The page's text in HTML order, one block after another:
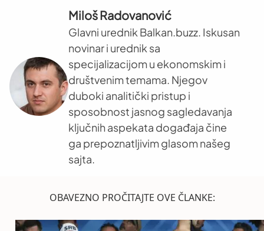
Miloš Radovanović
Glavni urednik Balkan.buzz. Iskusan
novinar i urednik sa
specijalizacijom u ekonomskim i
društvenim temama. Njegov
duboki analitički pristup i
sposobnost jasnog sagledavanja
ključnih aspekata događaja čine
ga prepoznatljivim glasom našeg
sajta.
OBAVEZNO PROČITAJTE OVE ČLANKE: